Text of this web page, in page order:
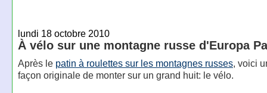
lundi 18 octobre 2010
À vélo sur une montagne russe d'Europa
Après le patin à roulettes sur les montagnes russes, voici
façon originale de monter sur un grand huit: le vélo.